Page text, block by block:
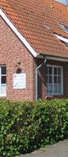
Ultraschall